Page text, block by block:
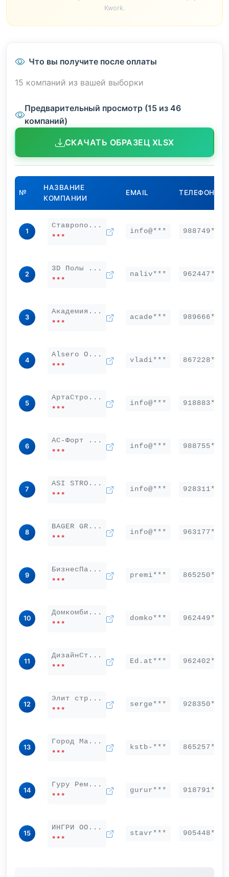
Kwork.
Что вы получите после оплаты
15 компаний из вашей выборки
Предварительный просмотр (15 из 46
компаний)
СКАЧАТЬ ОБРАЗЕЦ XLSX
№
НАЗВАНИЕ
КОМПАНИИ
EMAIL ТЕЛЕФОН
1
Ставропо...
***
info@*** 988749***
2
3D Полы ...
***
naliv*** 962447***
3
Академия...
***
acade*** 989666***
4
Alsero О...
***
vladi*** 867228***
5
АртаСтро...
***
info@*** 918883***
6
АС-Форт ...
***
info@*** 988755***
7
ASI STRO...
***
info@*** 928311***
8
BAGER GR...
***
info@*** 963177***
9
БизнесПа...
***
premi*** 865250***
10
Домкомби...
***
domko*** 962449***
11
ДизайнСт...
***
Ed.at*** 962402***
12
Элит стр...
***
serge*** 928350***
13
Город Ма...
***
kstb-*** 865257***
14
Гуру Рем...
***
gurur*** 918791***
15
ИНГРИ ОО...
***
stavr*** 905448***